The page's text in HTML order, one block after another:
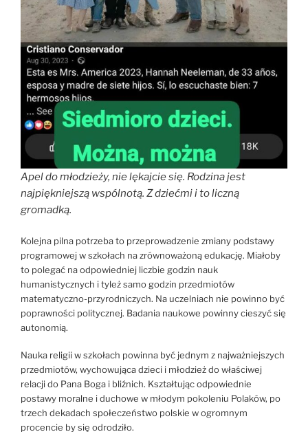
Apel do młodzieży, nie lękajcie się. Rodzina jest
najpiękniejszą wspólnotą. Z dziećmi i to liczną
gromadką.
Kolejna pilna potrzeba to przeprowadzenie zmiany podstawy
programowej w szkołach na zrównoważoną edukację. Miałoby
to polegać na odpowiedniej liczbie godzin nauk
humanistycznych i tyleż samo godzin przedmiotów
matematyczno-przyrodniczych. Na uczelniach nie powinno być
poprawności politycznej. Badania naukowe powinny cieszyć się
autonomią.
Nauka religii w szkołach powinna być jednym z najważniejszych
przedmiotów, wychowująca dzieci i młodzież do właściwej
relacji do Pana Boga i bliźnich. Kształtując odpowiednie
postawy moralne i duchowe w młodym pokoleniu Polaków, po
trzech dekadach społeczeństwo polskie w ogromnym
procencie by się odrodziło.